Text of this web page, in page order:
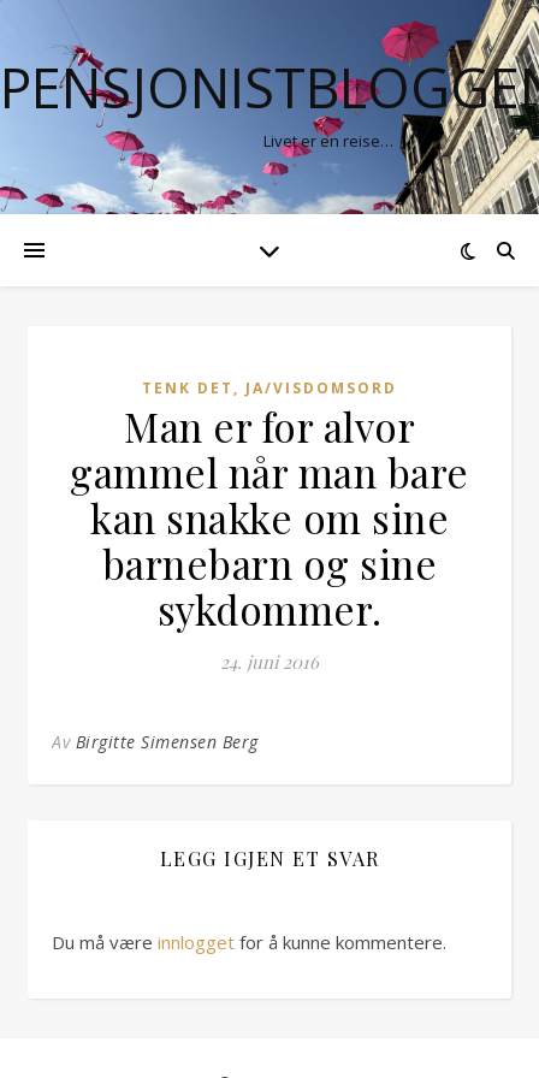
Livet er en reise…
TENK DET, JA/VISDOMSORD
Man er for alvor
gammel når man bare
kan snakke om sine
barnebarn og sine
sykdommer.
24. juni 2016
Av Birgitte Simensen Berg
LEGG IGJEN ET SVAR
Du må være innlogget for å kunne kommentere.